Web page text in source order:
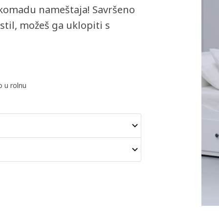
nameštaja! Savršeno
možeš ga uklopiti s
u rolnu